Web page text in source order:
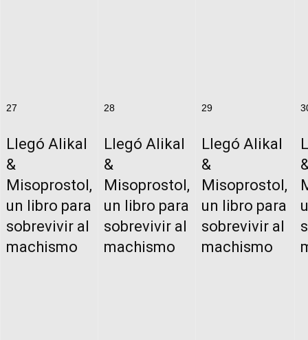
27
Llegó Alikal
&
Misoprostol,
un libro para
sobrevivir al
machismo
28
Llegó Alikal
&
Misoprostol,
un libro para
sobrevivir al
machismo
29
Llegó Alikal
&
Misoprostol,
un libro para
sobrevivir al
machismo